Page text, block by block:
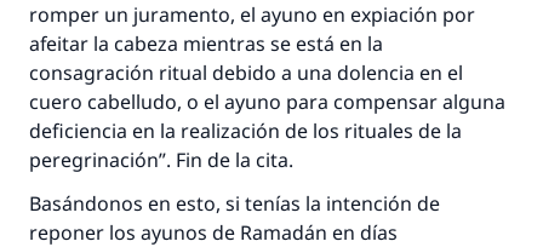
romper un juramento, el ayuno en expiación por
afeitar la cabeza mientras se está en la
consagración ritual debido a una dolencia en el
cuero cabelludo, o el ayuno para compensar alguna
deficiencia en la realización de los rituales de la
peregrinación”. Fin de la cita.
Basándonos en esto, si tenías la intención de
reponer los ayunos de Ramadán en días